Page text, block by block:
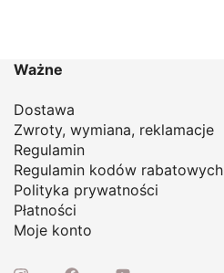
Ważne
Dostawa
Zwroty, wymiana, reklamacje
Regulamin
Regulamin kodów rabatowych
Polityka prywatności
Płatności
Moje konto